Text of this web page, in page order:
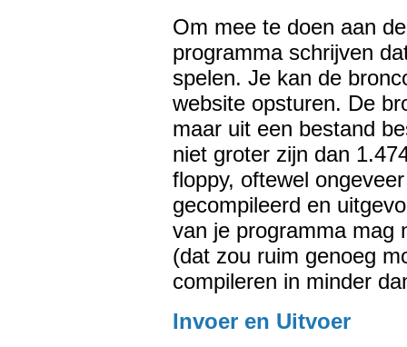
Om mee te doen aan
programma schrijven
spelen. Je kan de
website opsturen. De
maar uit een bestand
niet groter zijn dan
floppy, oftewel
gecompileerd en
van je programma mag
(dat zou ruim genoeg
compileren in minder
Invoer en Uitvoer